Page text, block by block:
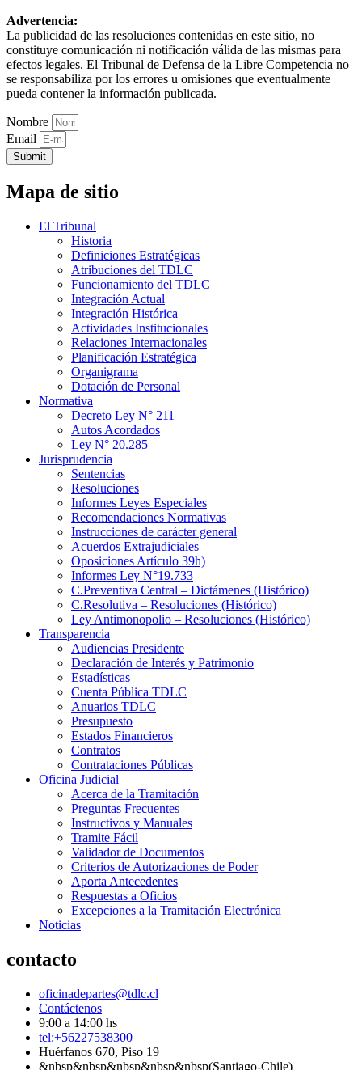
Advertencia:
La publicidad de las resoluciones contenidas en este sitio, no
constituye comunicación ni notificación válida de las mismas para
efectos legales. El Tribunal de Defensa de la Libre Competencia no
se responsabiliza por los errores u omisiones que eventualmente
pueda contener la información publicada.
Nombre
Email
Submit
Mapa de sitio
El Tribunal
Historia
Definiciones Estratégicas
Atribuciones del TDLC
Funcionamiento del TDLC
Integración Actual
Integración Histórica
Actividades Institucionales
Relaciones Internacionales
Planificación Estratégica
Organigrama
Dotación de Personal
Normativa
Decreto Ley N° 211
Autos Acordados
Ley N° 20.285
Jurisprudencia
Sentencias
Resoluciones
Informes Leyes Especiales
Recomendaciones Normativas
Instrucciones de carácter general
Acuerdos Extrajudiciales
Oposiciones Artículo 39h)
Informes Ley N°19.733
C.Preventiva Central – Dictámenes (Histórico)
C.Resolutiva – Resoluciones (Histórico)
Ley Antimonopolio – Resoluciones (Histórico)
Transparencia
Audiencias Presidente
Declaración de Interés y Patrimonio
Estadísticas
Cuenta Pública TDLC
Anuarios TDLC
Presupuesto
Estados Financieros
Contratos
Contrataciones Públicas
Oficina Judicial
Acerca de la Tramitación
Preguntas Frecuentes
Instructivos y Manuales
Tramite Fácil
Validador de Documentos
Criterios de Autorizaciones de Poder
Aporta Antecedentes
Respuestas a Oficios
Excepciones a la Tramitación Electrónica
Noticias
contacto
oficinadepartes@tdlc.cl
Contáctenos
9:00 a 14:00 hs
tel:+56227538300
Huérfanos 670, Piso 19
&nbsp&nbsp&nbsp&nbsp&nbsp(Santiago-Chile)